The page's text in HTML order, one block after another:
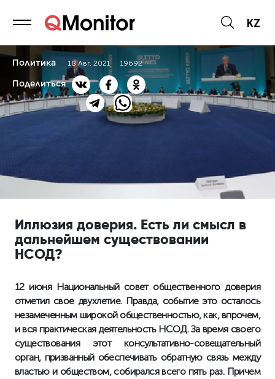
KZ
Политика 18 Авг, 2021 19692
Поделиться
Иллюзия доверия. Есть ли смысл в
дальнейшем существовании
НСОД?
12 июня Национальный совет общественного доверия
отметил свое двухлетие. Правда, событие это осталось
незамеченным широкой общественностью, как, впрочем,
и вся практическая деятельность НСОД. За время своего
существования этот консультативно-совещательный
орган, призванный обеспечивать обратную связь между
властью и обществом, собирался всего пять раз. Причем